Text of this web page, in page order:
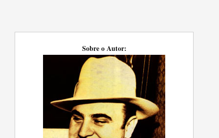
Sobre o Autor: